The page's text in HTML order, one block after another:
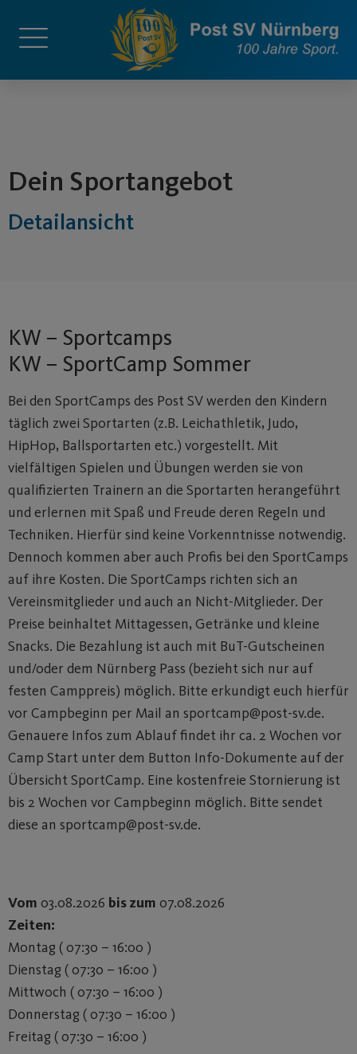
Dein Sportangebot
Detailansicht
KW – Sportcamps
KW – SportCamp Sommer
Bei den SportCamps des Post SV werden den Kindern
täglich zwei Sportarten (z.B. Leichathletik, Judo,
HipHop, Ballsportarten etc.) vorgestellt. Mit
vielfältigen Spielen und Übungen werden sie von
qualifizierten Trainern an die Sportarten herangeführt
und erlernen mit Spaß und Freude deren Regeln und
Techniken. Hierfür sind keine Vorkenntnisse notwendig.
Dennoch kommen aber auch Profis bei den SportCamps
auf ihre Kosten. Die SportCamps richten sich an
Vereinsmitglieder und auch an Nicht-Mitglieder. Der
Preise beinhaltet Mittagessen, Getränke und kleine
Snacks. Die Bezahlung ist auch mit BuT-Gutscheinen
und/oder dem Nürnberg Pass (bezieht sich nur auf
festen Camppreis) möglich. Bitte erkundigt euch hierfür
vor Campbeginn per Mail an sportcamp@post-sv.de.
Genauere Infos zum Ablauf findet ihr ca. 2 Wochen vor
Camp Start unter dem Button Info-Dokumente auf der
Übersicht SportCamp. Eine kostenfreie Stornierung ist
bis 2 Wochen vor Campbeginn möglich. Bitte sendet
diese an sportcamp@post-sv.de.
Vom 03.08.2026 bis zum 07.08.2026
Zeiten:
Montag ( 07:30 – 16:00 )
Dienstag ( 07:30 – 16:00 )
Mittwoch ( 07:30 – 16:00 )
Donnerstag ( 07:30 – 16:00 )
Freitag ( 07:30 – 16:00 )